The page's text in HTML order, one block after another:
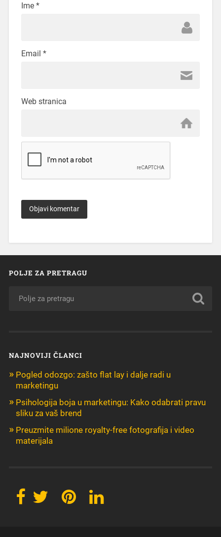
Ime *
Email *
Web stranica
POLJE ZA PRETRAGU
NAJNOVIJI ČLANCI
Pogled odozgo: zašto flat lay i dalje radi u
marketingu
Psihologija boja u marketingu: Kako odabrati pravu
sliku za vaš brend
Preuzmite milione royalty-free fotografija i video
materijala